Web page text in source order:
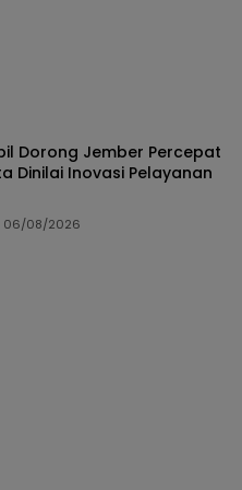
Dorong Jember Percepat
Dinilai Inovasi Pelayanan
06/08/2026